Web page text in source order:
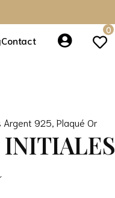
Contact
0
Argent 925 ,Plaqué Or